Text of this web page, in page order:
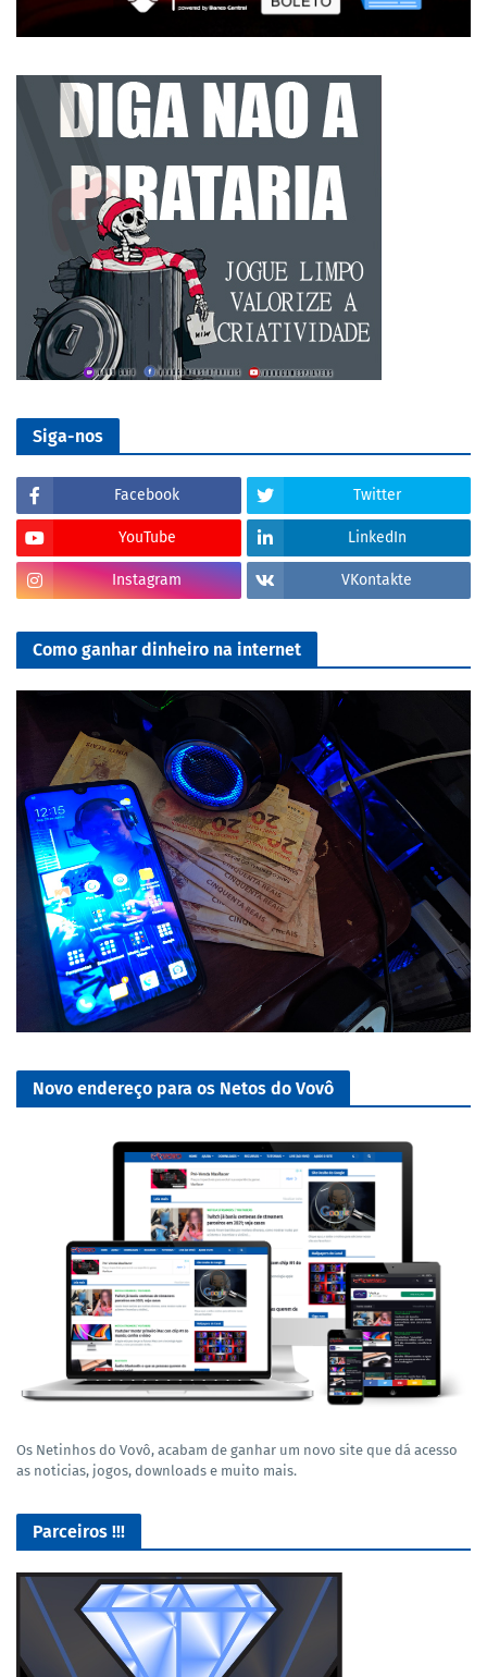
Siga-nos
Facebook Twitter
YouTube LinkedIn
Instagram VKontakte
Como ganhar dinheiro na internet
Novo endereço para os Netos do Vovô
Os Netinhos do Vovô, acabam de ganhar um novo site que dá acesso
as noticias, jogos, downloads e muito mais.
Parceiros !!!
Lives de Gameplay no Facebook Gaming e muito mais